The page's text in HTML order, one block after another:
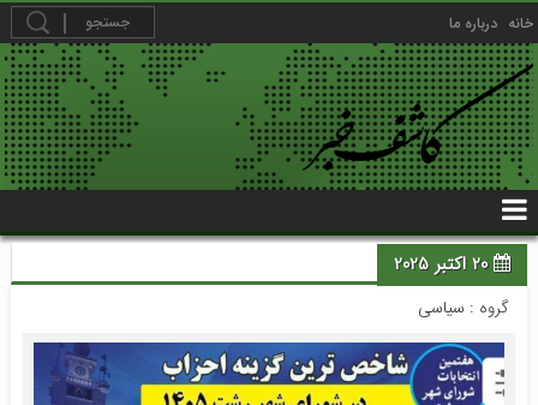
خانه درباره ما
20 اکتبر 2025
گروه : سیاسی